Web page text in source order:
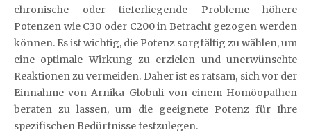
chronische oder tieferliegende Probleme höhere
Potenzen wie C30 oder C200 in Betracht gezogen werden
können. Es ist wichtig, die Potenz sorgfältig zu wählen, um
eine optimale Wirkung zu erzielen und unerwünschte
Reaktionen zu vermeiden. Daher ist es ratsam, sich vor der
Einnahme von Arnika-Globuli von einem Homöopathen
beraten zu lassen, um die geeignete Potenz für Ihre
spezifischen Bedürfnisse festzulegen.